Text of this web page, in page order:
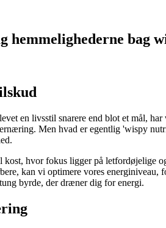
hemmelighederne bag
en livsstil snarere end blot et mål,
Men hvad er egentlig 'wispy
hvor fokus ligger på letfordøjelige
kan vi optimere vores
byrde, der dræner dig for energi.